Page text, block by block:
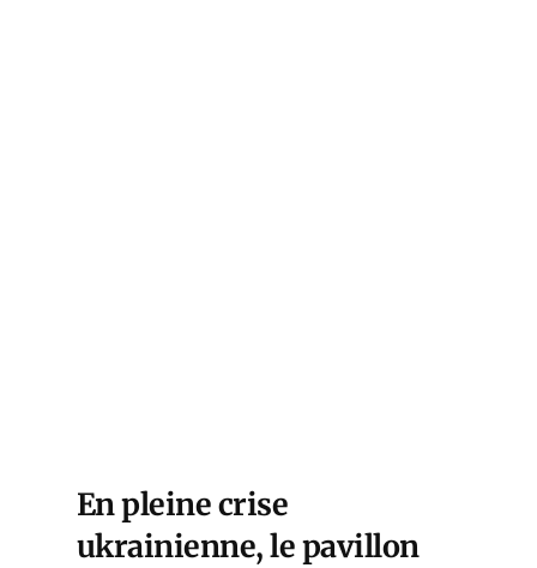
En pleine crise
ukrainienne, le pavillon